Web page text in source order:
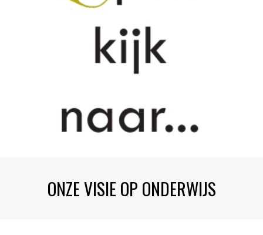
ONZE VISIE OP ONDERWIJS